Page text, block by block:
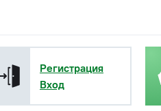
Регистрация
Вход